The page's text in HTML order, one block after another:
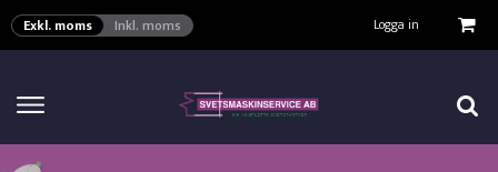
Exkl. moms Inkl. moms Logga in
VISA VARUKORGEN TILL KASSAN